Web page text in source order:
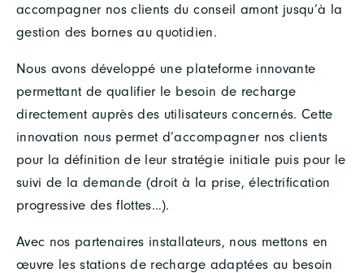
accompagner nos clients du conseil amont jusqu’à la
gestion des bornes au quotidien.
Nous avons développé une plateforme innovante
permettant de qualifier le besoin de recharge
directement auprès des utilisateurs concernés. Cette
innovation nous permet d’accompagner nos clients
pour la définition de leur stratégie initiale puis pour le
suivi de la demande (droit à la prise, électrification
progressive des flottes…).
Avec nos partenaires installateurs, nous mettons en
œuvre les stations de recharge adaptées au besoin